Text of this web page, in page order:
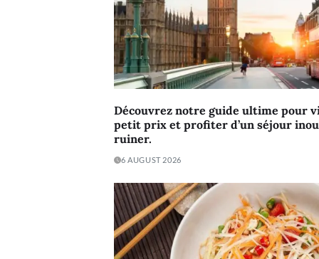
Découvrez notre guide ultime pour
petit prix et profiter d’un séjour
ruiner.
6 AUGUST 2026